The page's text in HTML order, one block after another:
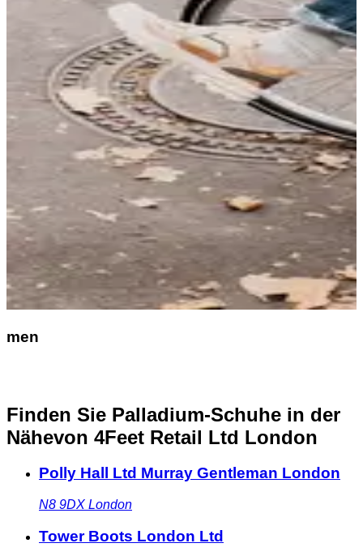
men
Finden Sie Palladium-Schuhe in der
Nähevon 4Feet Retail Ltd London
Polly Hall Ltd Murray Gentleman London
N8 9DX London
Tower Boots London Ltd